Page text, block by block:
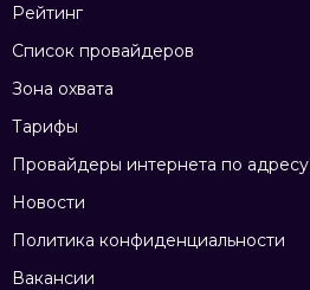
Рейтинг
Список провайдеров
Зона охвата
Тарифы
Провайдеры интернета по адресу
Новости
Политика конфиденциальности
Вакансии